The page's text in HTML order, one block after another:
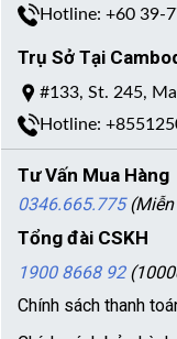
Hotline: +60 39-
Trụ Sở Tại
#133, St. 245,
Hotline:
Tư Vấn Mua Hàng
0346.665.775
Tổng đài CSKH
1900 8668 92
Chính sách thanh